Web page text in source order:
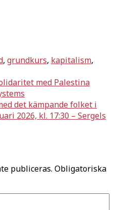
, grundkurs, kapitalism,
med Palestina
det kämpande folket i
2026, kl. 17:30 – Sergels
publiceras. Obligatoriska